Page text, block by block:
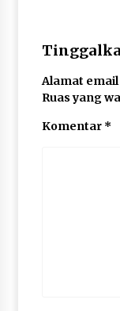
Alamat
Ruas yang
Komentar *